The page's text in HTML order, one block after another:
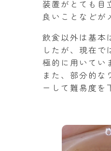
装置がとても目
良いことなどが
飲食以外は基本
したが、現在
極的に用いてい
また、部分的
ーして難易度を